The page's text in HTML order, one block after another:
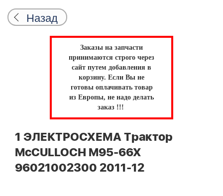
Назад
Заказы на запчасти
принимаются строго через
сайт путем добавления в
корзину. Если Вы не
готовы оплачивать товар
из Европы, не надо делать
заказ !!!
1 ЭЛЕКТРОСХЕМА Трактор
McCULLOCH M95-66X
96021002300 2011-12